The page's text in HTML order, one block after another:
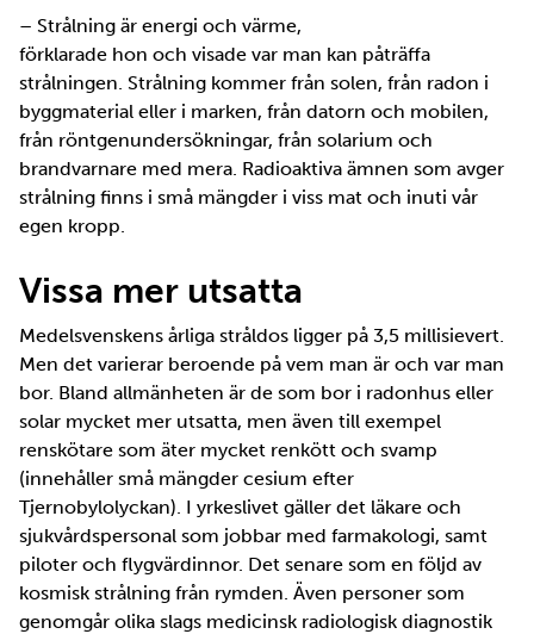
– Strålning är energi och värme,
förklarade hon och visade var man kan påträffa
strålningen. Strålning kommer från solen, från radon i
byggmaterial eller i marken, från datorn och mobilen,
från röntgenundersökningar, från solarium och
brandvarnare med mera. Radioaktiva ämnen som avger
strålning finns i små mängder i viss mat och inuti vår
egen kropp.
Vissa mer utsatta
Medelsvenskens årliga stråldos ligger på 3,5 millisievert.
Men det varierar beroende på vem man är och var man
bor. Bland allmänheten är de som bor i radonhus eller
solar mycket mer utsatta, men även till exempel
renskötare som äter mycket renkött och svamp
(innehåller små mängder cesium efter
Tjernobylolyckan). I yrkeslivet gäller det läkare och
sjukvårdspersonal som jobbar med farmakologi, samt
piloter och flygvärdinnor. Det senare som en följd av
kosmisk strålning från rymden. Även personer som
genomgår olika slags medicinsk radiologisk diagnostik